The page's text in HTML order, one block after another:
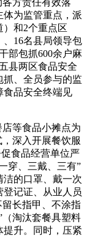
体为监管重点，派
）和2个重点区
16名县局领导包
部包抓600余户麻
县两区食品安全
抓、全员参与的监
食品安全终端见
等食品小摊点为
深入开展餐饮服
食品经营单位严
穿、三戴、三有”
洁的口罩、戴一次
记证、从业人员
长指甲、不涂指
淘汰套餐具塑料
升。同时，压紧